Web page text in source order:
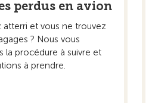
perdus en avion
atterri et vous ne trouvez
? Nous vous
la procédure à suivre et
à prendre.